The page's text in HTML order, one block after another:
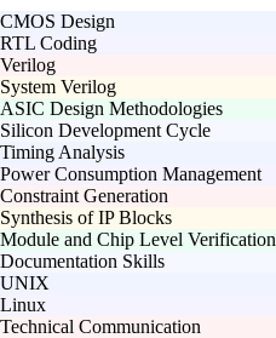
CMOS Design
RTL Coding
Verilog
System Verilog
ASIC Design Methodologies
Silicon Development Cycle
Timing Analysis
Power Consumption Management
Constraint Generation
Synthesis of IP Blocks
Module and Chip Level Verification
Documentation Skills
UNIX
Linux
Technical Communication